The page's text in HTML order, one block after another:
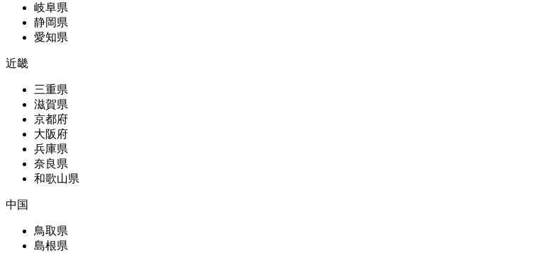
岐阜県
静岡県
愛知県
近畿
三重県
滋賀県
京都府
大阪府
兵庫県
奈良県
和歌山県
中国
鳥取県
島根県